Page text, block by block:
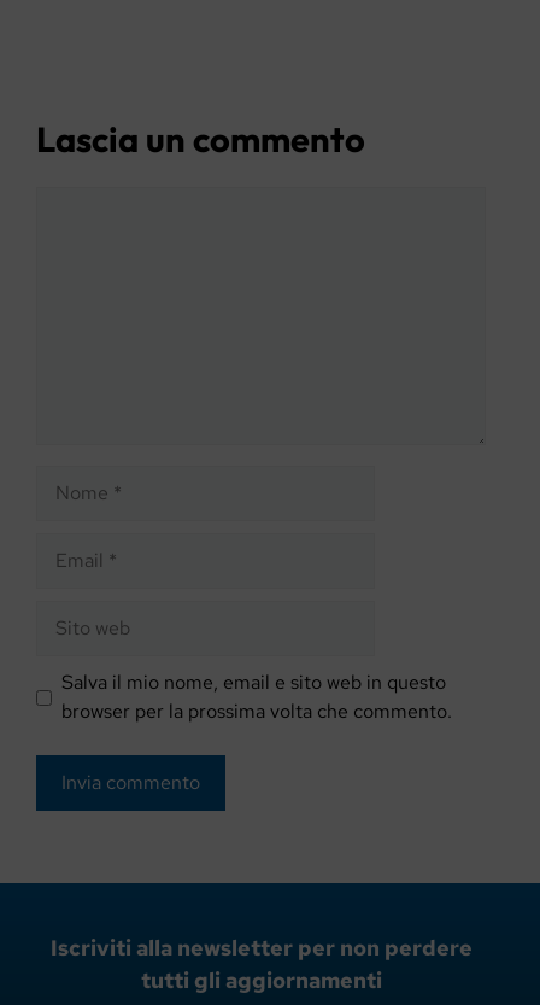
Lascia un commento
web
Salva il mio nome, email e sito web in questo
browser per la prossima volta che commento.
Iscriviti alla newsletter per non perdere
tutti gli aggiornamenti